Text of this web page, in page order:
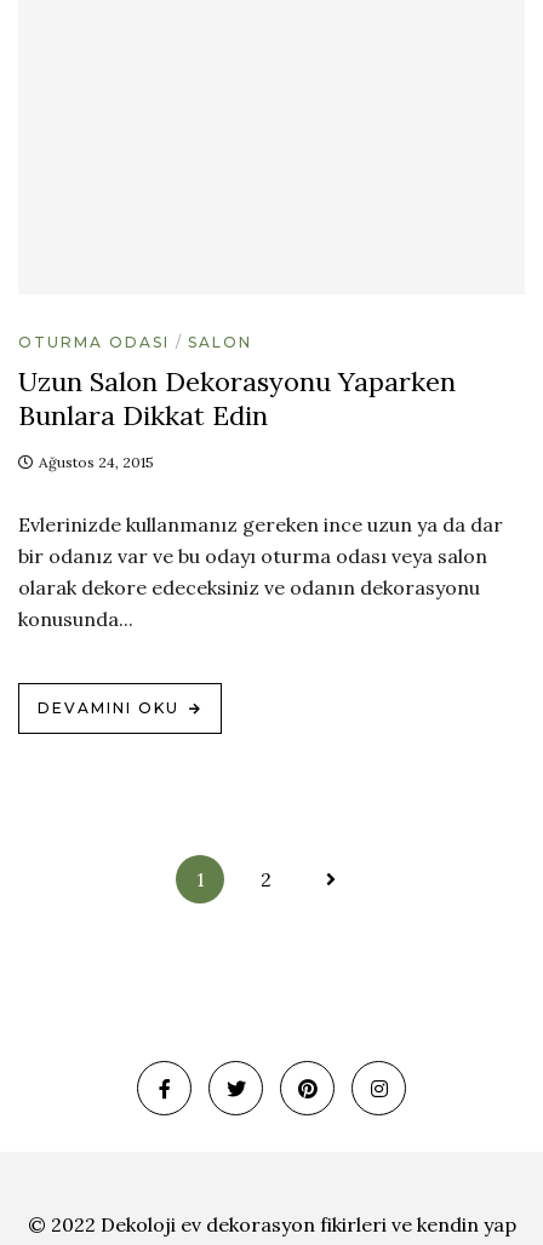
OTURMA ODASI SALON
Uzun Salon Dekorasyonu Yaparken
Bunlara Dikkat Edin
Ağustos 24, 2015
Evlerinizde kullanmanız gereken ince uzun ya da dar
bir odanız var ve bu odayı oturma odası veya salon
olarak dekore edeceksiniz ve odanın dekorasyonu
konusunda...
DEVAMINI OKU
Yazı
1 2
© 2022 Dekoloji ev dekorasyon fikirleri ve kendin yap